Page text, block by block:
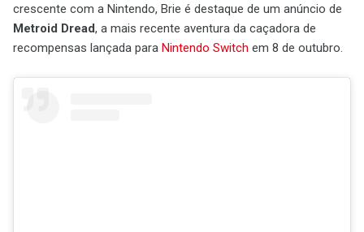
crescente com a Nintendo, Brie é destaque de um anúncio de
Metroid Dread, a mais recente aventura da caçadora de
recompensas lançada para Nintendo Switch em 8 de outubro.